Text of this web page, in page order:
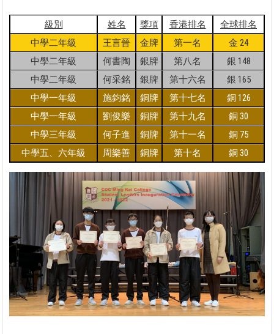
級別 姓名 獎項 香港排名
全球排名
中學二年級
王言晉 金牌 第一名
金 24
中學二年級
何書陶 銀牌 第八名
銀 148
中學二年級
何采銘 銀牌 第十六名
銀 165
中學一年級
施鈞銘 銅牌 第十七名
銅 126
中學一年級
劉俊樂 銅牌 第十九名
銅 30
中學三年級
何子進 銅牌 第十一名
銅 75
中學五、六年級
周樂善 銅牌 第十名 銅 30